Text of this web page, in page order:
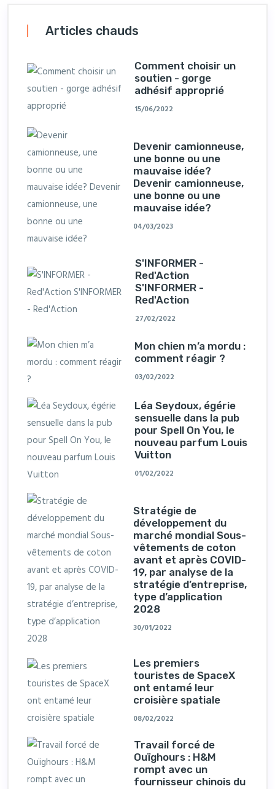
Articles chauds
Comment choisir un
soutien - gorge
adhésif approprié
15/06/2022
Devenir camionneuse,
une bonne ou une
mauvaise idée?
Devenir camionneuse,
une bonne ou une
mauvaise idée?
04/03/2023
S'INFORMER -
Red'Action
S'INFORMER -
Red'Action
27/02/2022
Mon chien m’a mordu :
comment réagir ?
03/02/2022
Léa Seydoux, égérie
sensuelle dans la pub
pour Spell On You, le
nouveau parfum Louis
Vuitton
01/02/2022
Stratégie de
développement du
marché mondial Sous-
vêtements de coton
avant et après COVID-
19, par analyse de la
stratégie d’entreprise,
type d’application
2028
30/01/2022
Les premiers
touristes de SpaceX
ont entamé leur
croisière spatiale
08/02/2022
Travail forcé de
Ouïghours : H&M
rompt avec un
fournisseur chinois du